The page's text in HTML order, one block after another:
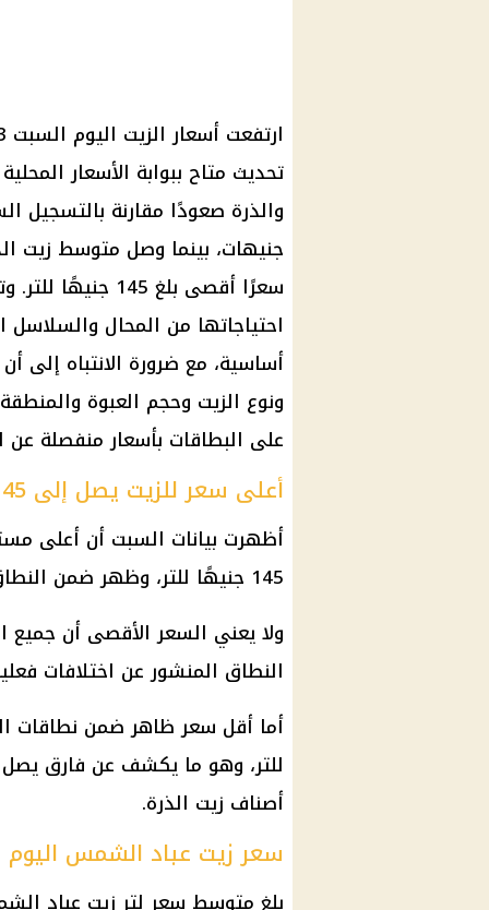
تحديث متاح ببوابة الأسعار
سعرًا أقصى بلغ
احتياجاتها من المحال والسلاسل
أساسية، مع ضرورة الانتباه إلى
ونوع الزيت وحجم العبوة
على البطاقات بأسعار منفصلة
أعلى سعر للزيت يصل إلى 145 جنيهًا
أظهرت بيانات السبت أن أعلى
145 جنيهًا للتر، وظهر ضمن النطاق السعري لزيت الذرة وزيت الذرة كريستال.
ولا يعني السعر الأقصى أن جميع
النطاق المنشور عن اختلافات
أصناف زيت الذرة.
سعر زيت عباد الشمس اليوم